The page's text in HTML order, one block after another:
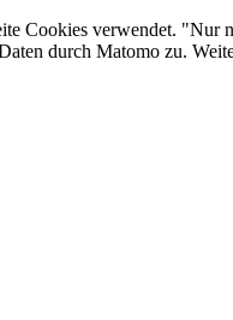
Cookies verwendet.
durch Matomo zu.